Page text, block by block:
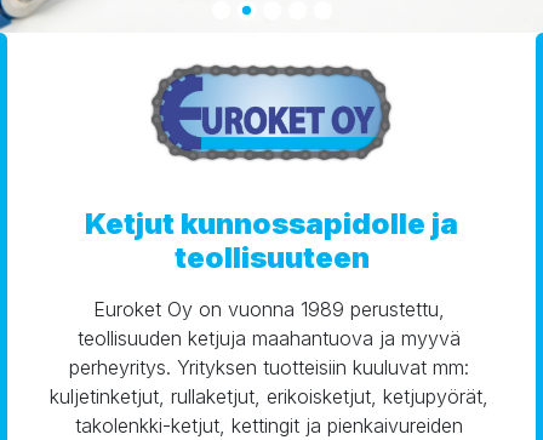
Ketjut kunnossapidolle ja
teollisuuteen
Euroket Oy on vuonna 1989 perustettu,
teollisuuden ketjuja maahantuova ja myyvä
perheyritys. Yrityksen tuotteisiin kuuluvat mm:
kuljetinketjut, rullaketjut, erikoisketjut, ketjupyörät,
takolenkki-ketjut, kettingit ja pienkaivureiden